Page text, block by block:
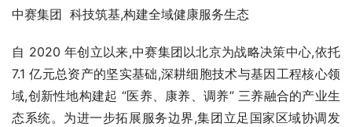
中赛集团  科技筑基,构建全域健康服务生态
自 2020 年创立以来,中赛集团以北京为战略决策中心,依托
7.1 亿元总资产的坚实基础,深耕细胞技术与基因工程核心领
域,创新性地构建起 “医养、康养、调养” 三养融合的产业生
态系统。为进一步拓展服务边界,集团立足国家区域协调发